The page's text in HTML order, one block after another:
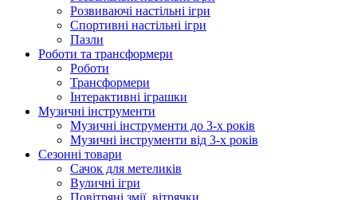
Розвиваючі настільні ігри
Спортивні настільні ігри
Пазли
Роботи та трансформери
Роботи
Трансформери
Інтерактивні іграшки
Музичні інструменти
Музичні інструменти до 3-х років
Музичні інструменти від 3-х років
Сезонні товари
Сачок для метеликів
Вуличні ігри
Повітряні змії, вітрячки